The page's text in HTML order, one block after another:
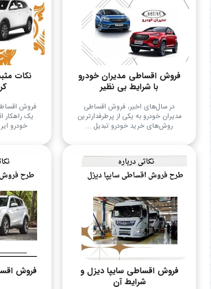
فروش اقساطی مدیران خودرو
با شرایط بی نظیر
در سال‌های اخیر، فروش اقساطی
مدیران خودرو به یکی از پرطرفدارترین
روش‌های خرید خودرو تبدیل ...
نکات
فروش
یک راهکار
خودرو
فروش اقساطی سایپا دیزل و
شرایط آن
فروش